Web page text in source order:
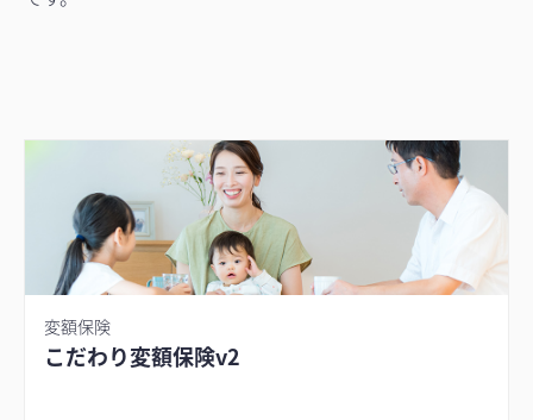
変額保険
こだわり変額保険v2